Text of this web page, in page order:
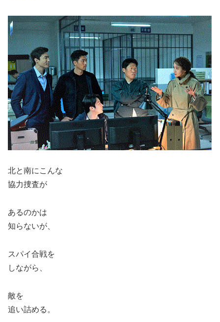
北と南にこんな
協力捜査が
あるのかは
知らないが、
スパイ合戦を
しながら、
敵を
追い詰める。